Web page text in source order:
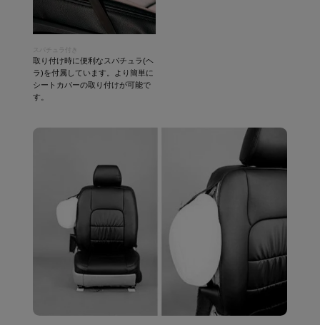
スパチュラ付き
取り付け時に便利なスパチュラ(ヘ
ラ)を付属しています。より簡単に
シートカバーの取り付けが可能で
す。